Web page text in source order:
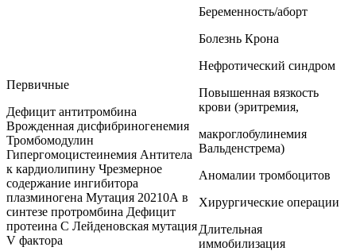
Первичные
Дефицит антитромбина
Врожденная дисфибриногенемия
Тромбомодулин
Гипергомоцистеинемия Антитела
к кардиолипину Чрезмерное
содержание ингибитора
плазминогена Мутация 20210А в
синтезе протромбина Дефицит
протеина С Лейденовская мутация
V фактора
Беременность/аборт
Болезнь Крона
Нефротический синдром
Повышенная вязкость
крови (эритремия,
макроглобулинемия
Вальденстрема)
Аномалии тромбоцитов
Хирургические операции
Длительная
иммобилизация